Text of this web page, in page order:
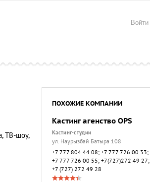
Войти
ТВ-шоу,
ПОХОЖИЕ КОМПАНИИ
Кастинг агенство OPS
Кастинг-студии
ул. Наурызбай Батыра 108
+7 777 804 44 08; +7 777 726 00 33;
+7 777 726 00 55; +7(727)272 49 27;
+7 (727) 272 49 28